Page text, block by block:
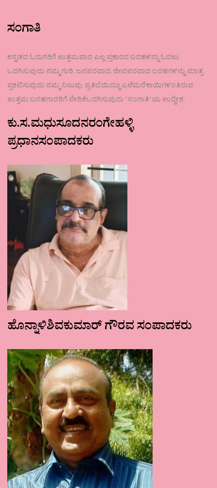
ಸಂಗಾತಿ
ಕನ್ನಡದ ಓದುಗರಿಗೆ ಉತ್ತಮವಾದ ಎಲ್ಲ ಪ್ರಕಾರದ ಬರಹಳನ್ನು ಓದಲು
ಒದಗಿಸುವುದು ನಮ್ಮ ಗುರಿ. ಜನಪರವಾದ, ಜೀವಪರವಾದ ಬರಹಗಳನ್ನು ಮಾತ್ರ
ಪ್ರಕಟಿಸುವುದು ನಮ್ಮ ನಿಲುವು. ಪ್ರತಿಭೆಯಿದ್ದೂ ಎಲೆಮರೆಕಾಯಿಗಳಂತಿರುವ
ಉತ್ತಮ ಬರಹಗಾರರಿಗೆ ವೇದಿಕೆಒದಗಿಸುವುದು ʼಸಂಗಾತಿʼಯ ಉದ್ದೇಶ.
ಕು.ಸ.ಮಧುಸೂದನರಂಗೇಹಳ್ಳಿ
ಪ್ರಧಾನಸಂಪಾದಕರು
ಹೊನ್ನಾಳಿಶಿವಕುಮಾರ್ ಗೌರವ ಸಂಪಾದಕರು